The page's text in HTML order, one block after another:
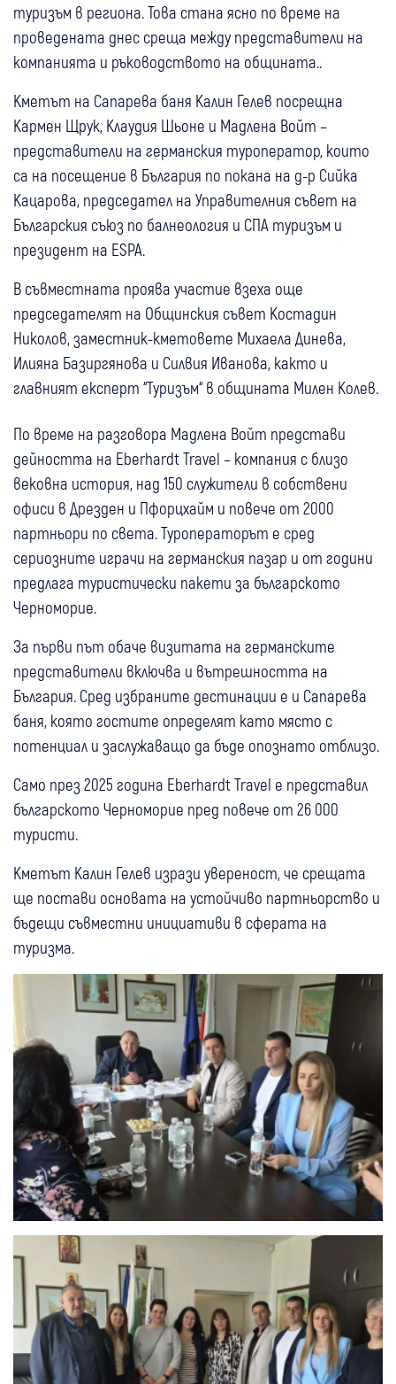
туризъм в региона. Това стана ясно по време на
проведената днес среща между представители на
компанията и ръководството на общината..
Кметът на Сапарева баня Калин Гелев посрещна
Кармен Щрук, Клаудия Шьоне и Мадлена Войт –
представители на германския туроператор, които
са на посещение в България по покана на д-р Сийка
Кацарова, председател на Управителния съвет на
Българския съюз по балнеология и СПА туризъм и
президент на ESPA.
В съвместната проява участие взеха още
председателят на Общинския съвет Костадин
Николов, заместник-кметовете Михаела Динева,
Илияна Базиргянова и Силвия Иванова, както и
главният експерт “Туризъм“ в общината Милен Колев.
По време на разговора Мадлена Войт представи
дейността на Eberhardt Travel – компания с близо
вековна история, над 150 служители в собствени
офиси в Дрезден и Пфорцхайм и повече от 2000
партньори по света. Туроператорът е сред
сериозните играчи на германския пазар и от години
предлага туристически пакети за българското
Черноморие.
За първи път обаче визитата на германските
представители включва и вътрешността на
България. Сред избраните дестинации е и Сапарева
баня, която гостите определят като място с
потенциал и заслужаващо да бъде опознато отблизо.
Само през 2025 година Eberhardt Travel е представил
българското Черноморие пред повече от 26 000
туристи.
Кметът Калин Гелев изрази увереност, че срещата
ще постави основата на устойчиво партньорство и
бъдещи съвместни инициативи в сферата на
туризма.